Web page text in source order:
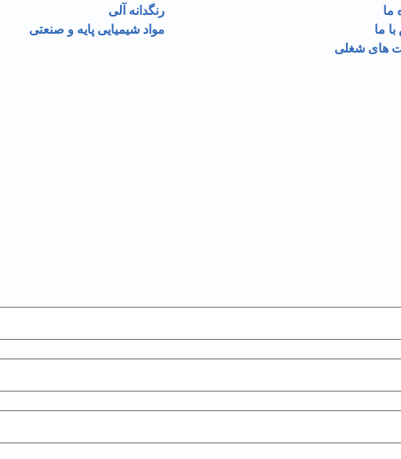
ما
ما
های شغلی
رنگدانه آلی
مواد شیمیایی پایه و صنعتی